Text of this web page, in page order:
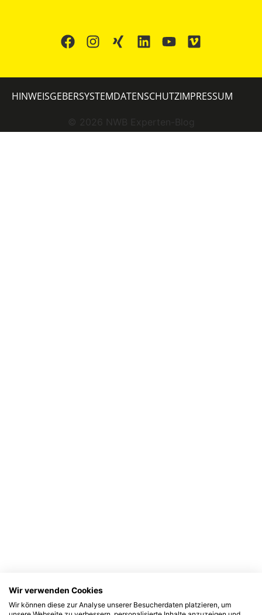
© 2026 NWB Experten-Blog
HINWEISGEBERSYSTEMDATENSCHUTZIMPRESSUM
Wir verwenden Cookies
Wir können diese zur Analyse unserer Besucherdaten platzieren, um